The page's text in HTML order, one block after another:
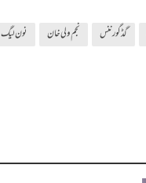
گڈ گورننس نجم ولی خان نون لیگ